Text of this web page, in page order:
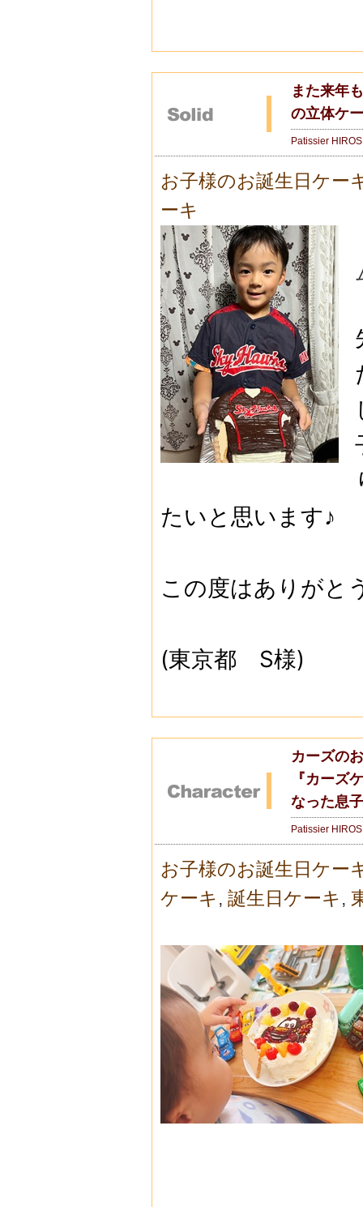
また来年
の立体ケ
Patissier
お子様のお誕生日ケー
ーキ
たいと思います♪
この度はありがと
(東京都 S様)
カーズの
『カーズ
なった息
Patissier
お子様のお誕生日ケー
ケーキ , 誕生日ケーキ ,